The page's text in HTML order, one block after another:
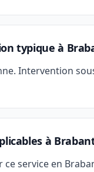
typique à
Intervention
à
service en